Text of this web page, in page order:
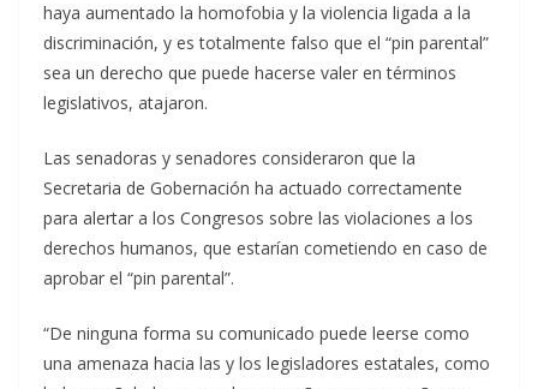
haya aumentado la homofobia y la violencia ligada a la
discriminación, y es totalmente falso que el “pin parental”
sea un derecho que puede hacerse valer en términos
legislativos, atajaron.
Las senadoras y senadores consideraron que la
Secretaria de Gobernación ha actuado correctamente
para alertar a los Congresos sobre las violaciones a los
derechos humanos, que estarían cometiendo en caso de
aprobar el “pin parental”.
“De ninguna forma su comunicado puede leerse como
una amenaza hacia las y los legisladores estatales, como